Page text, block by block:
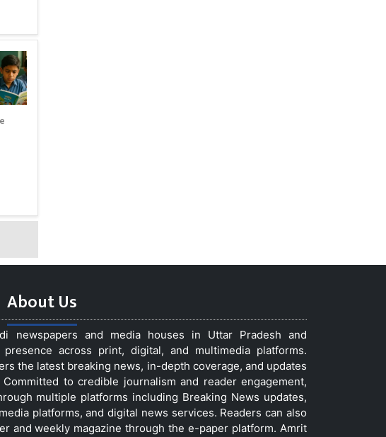
About Us
newspapers and media houses in Uttar Pradesh and
across print, digital, and multimedia platforms.
the latest breaking news, in-depth coverage, and updates
to credible journalism and reader engagement,
multiple platforms including Breaking News updates,
platforms, and digital news services. Readers can also
and weekly magazine through the e-paper platform. Amrit